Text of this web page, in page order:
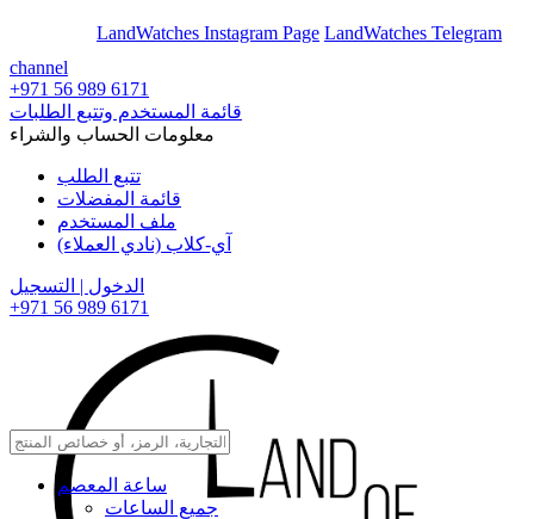
LandWatches Instagram Page LandWatches Telegram
channel
+971 56 989 6171
قائمة المستخدم وتتبع الطلبات
معلومات الحساب والشراء
تتبع الطلب
قائمة المفضلات
ملف المستخدم
آي-كلاب (نادي العملاء)
الدخول | التسجيل
+971 56 989 6171
ساعة المعصم
جميع الساعات